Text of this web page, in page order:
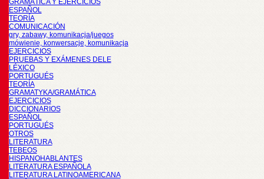
GRAMÁTICA Y EJERCICIOS
ESPAÑOL
TEORÍA
COMUNICACIÓN
gry, zabawy, komunikacja/juegos
mówienie, konwersacje, komunikacja
EJERCICIOS
PRUEBAS Y EXÁMENES DELE
LÉXICO
PORTUGUÉS
TEORÍA
GRAMATYKA/GRAMÁTICA
EJERCICIOS
DICCIONARIOS
ESPAÑOL
PORTUGUÉS
OTROS
LITERATURA
TEBEOS
HISPANOHABLANTES
LITERATURA ESPAÑOLA
LITERATURA LATINOAMERICANA